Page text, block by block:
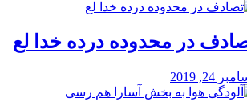
در محدوده درده خدا لع
24, 2019